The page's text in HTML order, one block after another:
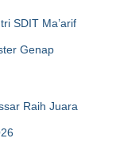
SDIT Ma’arif
Genap
Raih Juara